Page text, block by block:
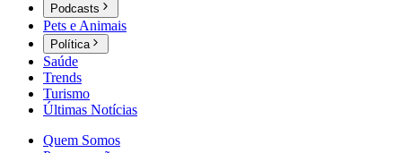
Podcasts
Pets e Animais
Política
Saúde
Trends
Turismo
Últimas Notícias
Quem Somos